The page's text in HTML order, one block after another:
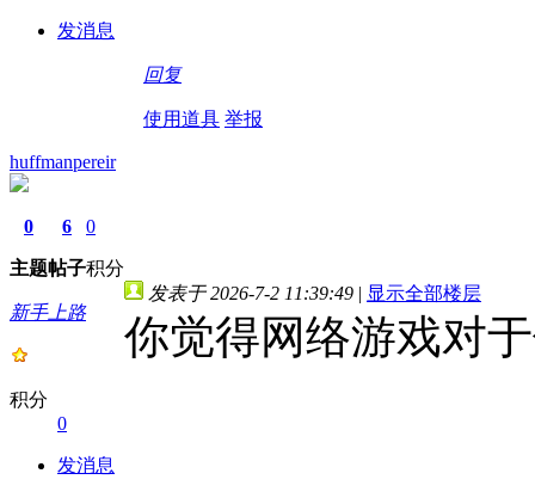
发消息
回复
使用道具 举报
huffmanpereir
0
主题
6
帖子
0
积分
新手上路
积分
0
发消息
发表于 2026-7-2 11:39:49 | 显示全部楼层
你觉得网络游戏对